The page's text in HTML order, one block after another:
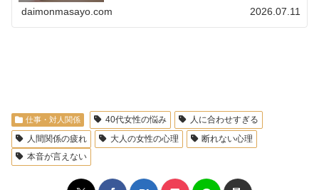
daimonmasayo.com 2026.07.11
仕事・対人関係 40代女性の悩み
人に合わせすぎる
人間関係の疲れ
大人の女性の心理
断れない心理
本音が言えない